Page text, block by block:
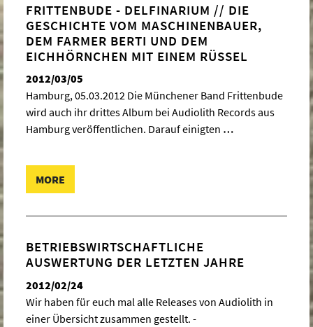
FRITTENBUDE - DELFINARIUM // DIE
GESCHICHTE VOM MASCHINENBAUER,
DEM FARMER BERTI UND DEM
EICHHÖRNCHEN MIT EINEM RÜSSEL
2012/03/05
Hamburg, 05.03.2012 Die Münchener Band Frittenbude
wird auch ihr drittes Album bei Audiolith Records aus
Hamburg veröffentlichen. Darauf einigten …
MORE
BETRIEBSWIRTSCHAFTLICHE
AUSWERTUNG DER LETZTEN JAHRE
2012/02/24
Wir haben für euch mal alle Releases von Audiolith in
einer Übersicht zusammen gestellt. -